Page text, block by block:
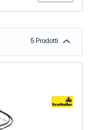
5 Prodotti